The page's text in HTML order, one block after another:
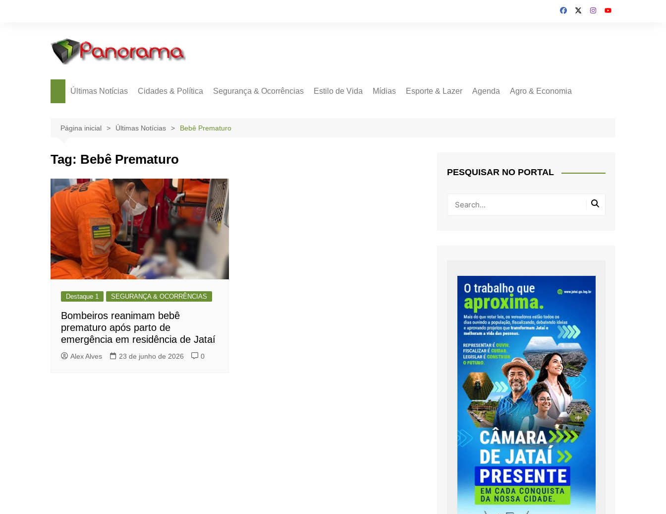
Últimas Notícias Cidades & Política Segurança & Ocorrências Estilo de Vida Mídias Esporte & Lazer Agenda Agro & Economia
Página inicial Últimas Notícias Bebê Prematuro
Tag: Bebê Prematuro
Destaque 1 SEGURANÇA & OCORRÊNCIAS
Bombeiros reanimam bebê
prematuro após parto de
emergência em residência de Jataí
Alex Alves 23 de junho de 2026 0
PESQUISAR NO PORTAL